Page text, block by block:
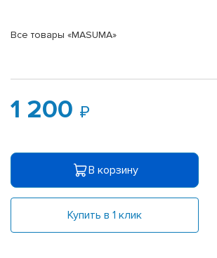
Все товары «MASUMA»
1 200
В корзину
Купить в 1 клик